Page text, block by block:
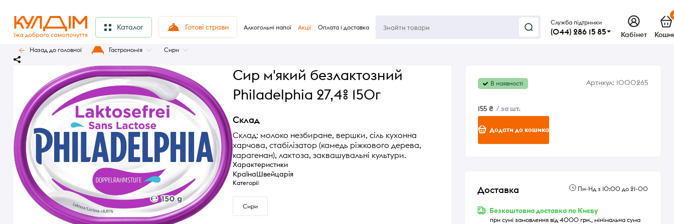
Каталог Готові страви Алкогольні напої Акції Оплата і доставка
Служба підтримки
(044) 286 15 85 Кабінет
Назад до головної Гастрономія Сири
Сир м'який безлактозний
Philadelphia 27,4% 150г
Склад
Склад: молоко незбиране, вершки, сіль кухонна
харчова, стабілізатор (камедь ріжкового дерева,
карагенан), лактоза, заквашувальні культури.
Характеристики
КраїнаШвейцарія
Категорії
Сири
В наявності Артикул: 1000265
155 ₴ / за шт.
Додати до кошика
Доставка Пн-Нд з 10:00 до 21-00
Безкоштовна доставка по Києву
при сумі замовлення від 4000 грн., мінімальна сума